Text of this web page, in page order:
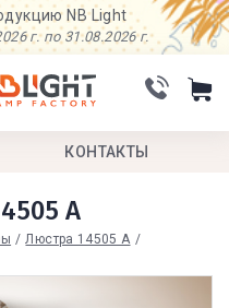
NB Light
г. по 31.08.2026 г.
КОНТАКТЫ
А
Люстра 14505 А